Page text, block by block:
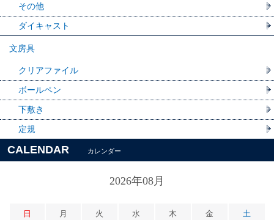
その他
ダイキャスト
文房具
クリアファイル
ボールペン
下敷き
定規
CALENDAR カレンダー
2026年08月
日 月 火 水 木 金 土